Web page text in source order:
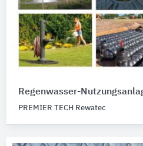
Regenwasser-
PREMIER TECH Rewatec